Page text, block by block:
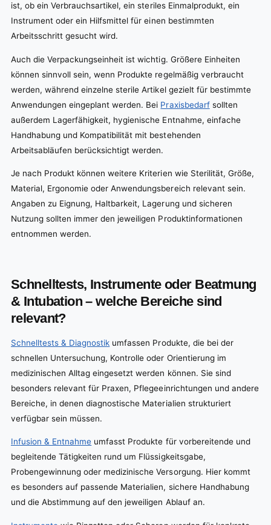
ist, ob ein Verbrauchsartikel, ein steriles Einmalprodukt, ein
Instrument oder ein Hilfsmittel für einen bestimmten
Arbeitsschritt gesucht wird.
Auch die Verpackungseinheit ist wichtig. Größere Einheiten
können sinnvoll sein, wenn Produkte regelmäßig verbraucht
werden, während einzelne sterile Artikel gezielt für bestimmte
Anwendungen eingeplant werden. Bei Praxisbedarfsollten
außerdem Lagerfähigkeit, hygienische Entnahme, einfache
Handhabung und Kompatibilität mit bestehenden
Arbeitsabläufen berücksichtigt werden.
Je nach Produkt können weitere Kriterien wie Sterilität, Größe,
Material, Ergonomie oder Anwendungsbereich relevant sein.
Angaben zu Eignung, Haltbarkeit, Lagerung und sicheren
Nutzung sollten immer den jeweiligen Produktinformationen
entnommen werden.
Schnelltests, Instrumente oder Beatmung
& Intubation – welche Bereiche sind
relevant?
Schnelltests & Diagnostik umfassen Produkte, die bei der
schnellen Untersuchung, Kontrolle oder Orientierung im
medizinischen Alltag eingesetzt werden können. Sie sind
besonders relevant für Praxen, Pflegeeinrichtungen und andere
Bereiche, in denen diagnostische Materialien strukturiert
verfügbar sein müssen.
Infusion & Entnahme umfasst Produkte für vorbereitende und
begleitende Tätigkeiten rund um Flüssigkeitsgabe,
Probengewinnung oder medizinische Versorgung. Hier kommt
es besonders auf passende Materialien, sichere Handhabung
und die Abstimmung auf den jeweiligen Ablauf an.